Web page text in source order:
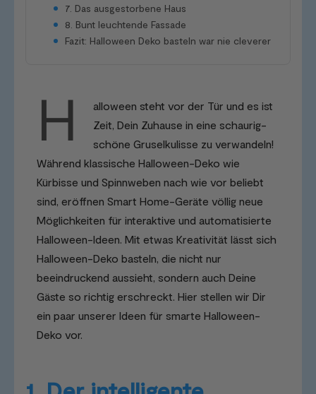
7. Das ausgestorbene Haus
8. Bunt leuchtende Fassade
Fazit: Halloween Deko basteln war nie cleverer
H
alloween steht vor der Tür und es ist
Zeit, Dein Zuhause in eine schaurig-
schöne Gruselkulisse zu verwandeln!
Während klassische Halloween-Deko wie
Kürbisse und Spinnweben nach wie vor beliebt
sind, eröffnen Smart Home-Geräte völlig neue
Möglichkeiten für interaktive und automatisierte
Halloween-Ideen. Mit etwas Kreativität lässt sich
Halloween-Deko basteln, die nicht nur
beeindruckend aussieht, sondern auch Deine
Gäste so richtig erschreckt. Hier stellen wir Dir
ein paar unserer Ideen für smarte Halloween-
Deko vor.